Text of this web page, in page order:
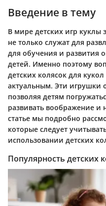
Введение в тему
В мире детских игр куклы
не только служат для
для обучения и развития
детей. Именно поэтому
детских колясок для
актуальным. Эти игрушки
позволяя детям
развивать воображение и
статье мы подробно
которые следует
использовании детских
Популярность детских